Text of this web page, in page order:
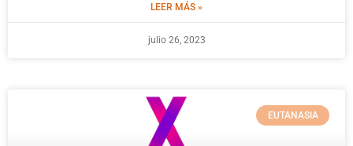
LEER MÁS »
julio 26, 2023
EUTANASIA